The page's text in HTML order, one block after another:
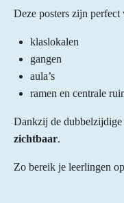
Deze posters zijn perfect
klaslokalen
gangen
aula’s
ramen en centrale
Dankzij de
zichtbaar.
Zo bereik je leerlingen